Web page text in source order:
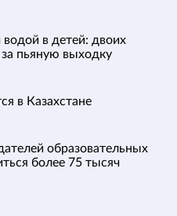
в детей: двоих
пьяную выходку
в Казахстане
образовательных
более 75 тысяч